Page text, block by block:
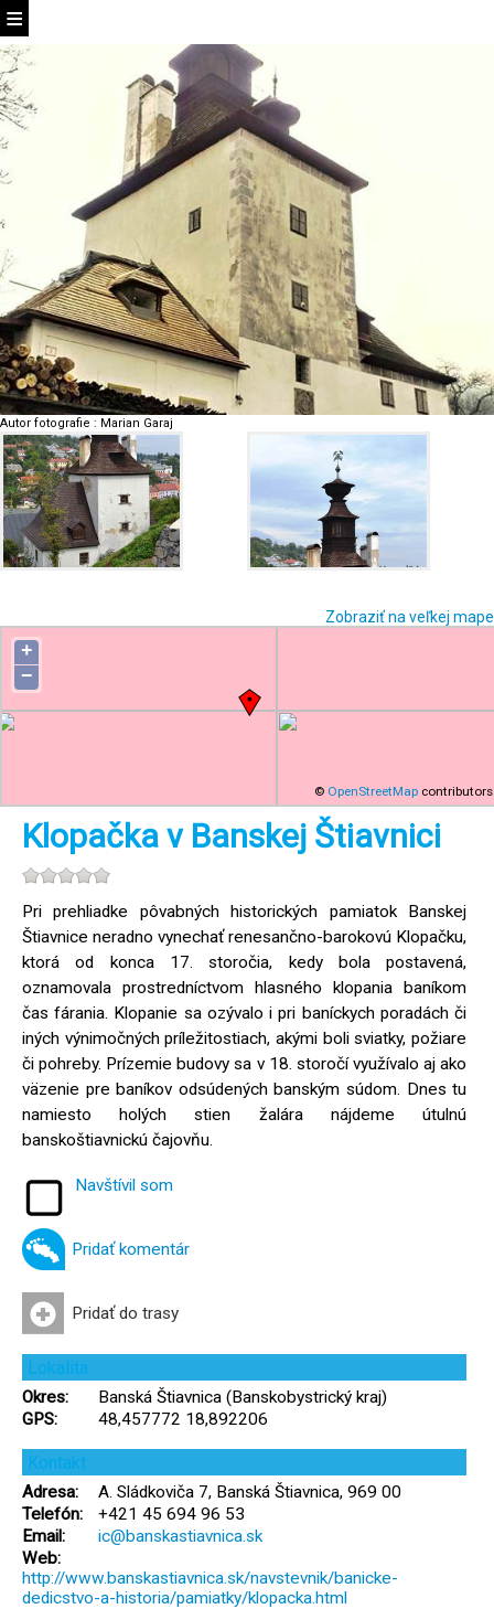
Autor fotografie : Marian Garaj
Zobraziť na veľkej mape
+
−
© OpenStreetMap contributors
Klopačka v Banskej Štiavnici
Pri prehliadke pôvabných historických pamiatok Banskej
Štiavnice neradno vynechať renesančno-barokovú Klopačku,
ktorá od konca 17. storočia, kedy bola postavená,
oznamovala prostredníctvom hlasného klopania baníkom
čas fárania. Klopanie sa ozývalo i pri baníckych poradách či
iných výnimočných príležitostiach, akými boli sviatky, požiare
či pohreby. Prízemie budovy sa v 18. storočí využívalo aj ako
väzenie pre baníkov odsúdených banským súdom. Dnes tu
namiesto holých stien žalára nájdeme útulnú
banskoštiavnickú čajovňu.
Navštívil som
Pridať komentár
Pridať do trasy
Lokalita
Okres:
Banská Štiavnica (Banskobystrický kraj)
GPS:
48,457772 18,892206
Kontakt
Adresa:
A. Sládkoviča 7, Banská Štiavnica, 969 00
Telefón:
+421 45 694 96 53
Email:
ic@banskastiavnica.sk
Web:
http://www.banskastiavnica.sk/navstevnik/banicke-
dedicstvo-a-historia/pamiatky/klopacka.html